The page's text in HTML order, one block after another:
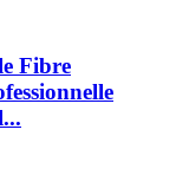
Fibre